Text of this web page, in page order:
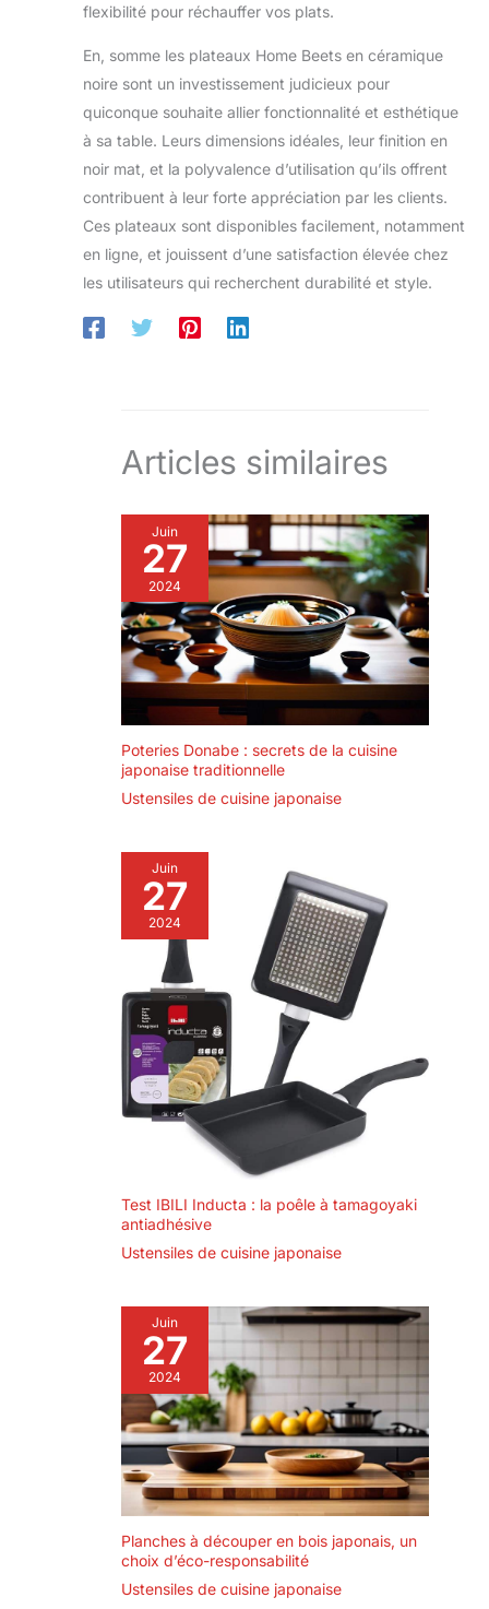
flexibilité pour réchauffer vos plats.
En, somme les plateaux Home Beets en céramique
noire sont un investissement judicieux pour
quiconque souhaite allier fonctionnalité et esthétique
à sa table. Leurs dimensions idéales, leur finition en
noir mat, et la polyvalence d’utilisation qu’ils offrent
contribuent à leur forte appréciation par les clients.
Ces plateaux sont disponibles facilement, notamment
en ligne, et jouissent d’une satisfaction élevée chez
les utilisateurs qui recherchent durabilité et style.
Articles similaires
Juin
27
2024
Poteries Donabe : secrets de la cuisine
japonaise traditionnelle
Ustensiles de cuisine japonaise
Juin
27
2024
Test IBILI Inducta : la poêle à tamagoyaki
antiadhésive
Ustensiles de cuisine japonaise
Juin
27
2024
Planches à découper en bois japonais, un
choix d’éco-responsabilité
Ustensiles de cuisine japonaise